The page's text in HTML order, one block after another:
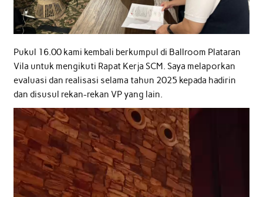
Pukul 16.00 kami kembali berkumpul di Ballroom Plataran
Vila untuk mengikuti Rapat Kerja SCM. Saya melaporkan
evaluasi dan realisasi selama tahun 2025 kepada hadirin
dan disusul rekan-rekan VP yang lain.
Video
Player